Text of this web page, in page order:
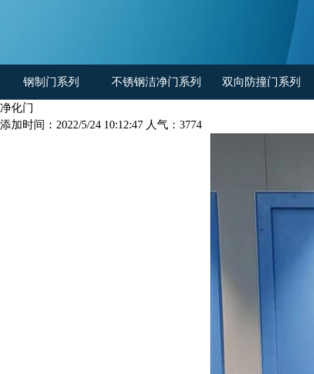
钢制门系列 不锈钢洁净门系列 双向防撞门系列
净化门
添加时间：2022/5/24 10:12:47 人气：3774